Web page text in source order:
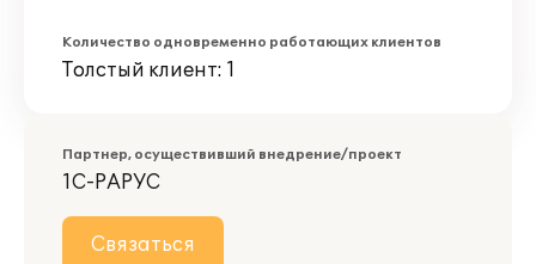
Количество одновременно работающих клиентов
Толстый клиент: 1
Партнер, осуществивший внедрение/проект
1С-РАРУС
Связаться